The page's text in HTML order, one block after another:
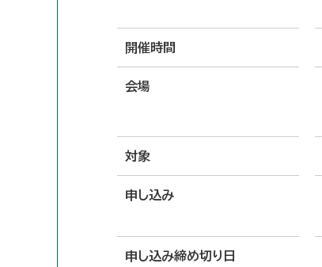
開催時間
会場
対象
申し込み
申し込み締め切り日